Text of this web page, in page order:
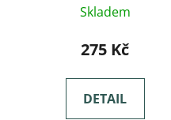
Skladem
275 Kč
DETAIL